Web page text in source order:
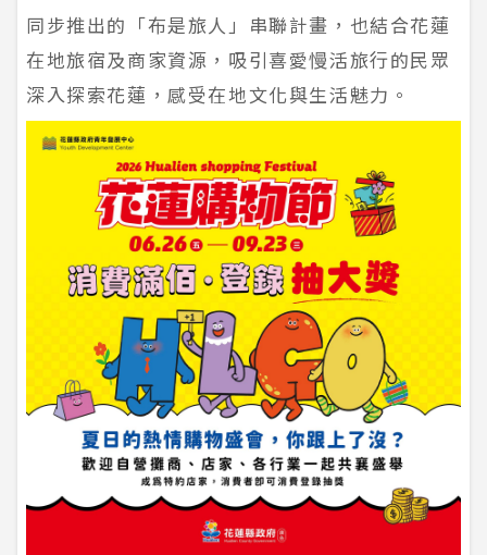
同步推出的「布是旅人」串聯計畫，也結合花蓮
在地旅宿及商家資源，吸引喜愛慢活旅行的民眾
深入探索花蓮，感受在地文化與生活魅力。